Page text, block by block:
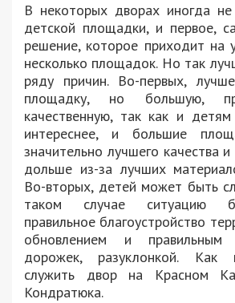
В некоторых дворах иногда
детской площадки, и первое,
решение, которое приходит на
несколько площадок. Но так
ряду причин. Во-первых,
площадку, но большую,
качественную, так как и
интереснее, и большие
значительно лучшего качества
дольше из-за лучших
Во-вторых, детей может быть
таком случае ситуацию
правильное благоустройство
обновлением и правильным
дорожек, разуклонкой. Как
служить двор на Красном
Кондратюка.